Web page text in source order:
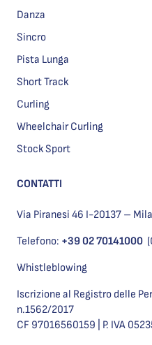
Danza
Sincro
Pista Lunga
Short Track
Curling
Wheelchair Curling
Stock Sport
CONTATTI
Via Piranesi 46 I-20137 –
Telefono: +39 02 70141000
Whistleblowing
Iscrizione al Registro delle
n.1562/2017
CF 97016560159 | P. IVA